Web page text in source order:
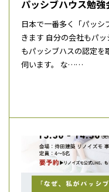
パッシブハウス勉強
日本で一番多く「パッ
きます 自分の会社もパ
もパッシブハスの認定を
伺います。 な……